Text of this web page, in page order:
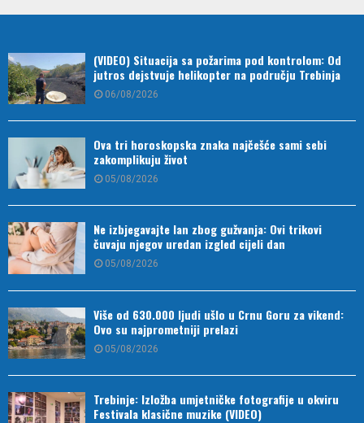
(VIDEO) Situacija sa požarima pod kontrolom: Od
jutros dejstvuje helikopter na području Trebinja
06/08/2026
Ova tri horoskopska znaka najčešće sami sebi
zakomplikuju život
05/08/2026
Ne izbjegavajte lan zbog gužvanja: Ovi trikovi
čuvaju njegov uredan izgled cijeli dan
05/08/2026
Više od 630.000 ljudi ušlo u Crnu Goru za vikend:
Ovo su najprometniji prelazi
05/08/2026
Trebinje: Izložba umjetničke fotografije u okviru
Festivala klasične muzike (VIDEO)